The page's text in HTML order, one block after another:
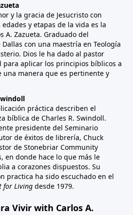
y la gracia de Jesucristo con
y etapas de la vida es la
A. Zazueta. Graduado del
con una maestría en Teología
Dios le ha dado al pastor
para aplicar los principios bíblicos a
una manera que es pertinente y
práctica describen el
bíblica de Charles R. Swindoll.
presidente del Seminario
de éxitos de librería, Chuck
de Stonebriar Community
en donde hace lo que más le
a corazones dispuestos. Su
practica ha sido escuchado en el
for Living desde 1979.
Vivir with Carlos A.